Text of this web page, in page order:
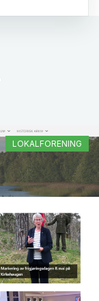
LOKALFORENING